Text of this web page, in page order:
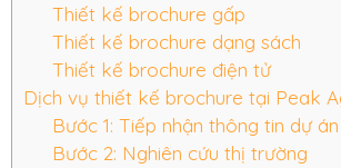
Thiết kế brochure gấp
Thiết kế brochure dạng sách
Thiết kế brochure điện tử
Dịch vụ thiết kế brochure tại Peak
Bước 1: Tiếp nhận thông tin dự án
Bước 2: Nghiên cứu thị trường